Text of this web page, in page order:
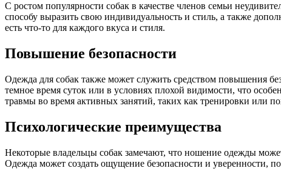
С ростом популярности собак в качестве членов семьи
способу выразить свою индивидуальность и стиль, а также
есть что-то для каждого вкуса и стиля.
Повышение безопасности
Одежда для собак также может служить средством повышения
темное время суток или в условиях плохой видимости, что
травмы во время активных занятий, таких как тренировки или
Психологические преимущества
Некоторые владельцы собак замечают, что ношение одежды
Одежда может создать ощущение безопасности и уверенности,